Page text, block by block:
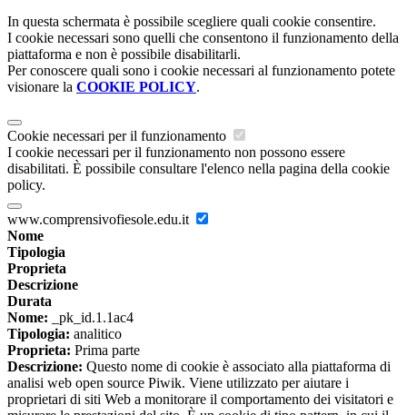
In questa schermata è possibile scegliere quali cookie consentire.
I cookie necessari sono quelli che consentono il funzionamento della
piattaforma e non è possibile disabilitarli.
Per conoscere quali sono i cookie necessari al funzionamento potete
visionare la COOKIE POLICY.
Cookie necessari per il funzionamento
I cookie necessari per il funzionamento non possono essere
disabilitati. È possibile consultare l'elenco nella pagina della cookie
policy.
www.comprensivofiesole.edu.it
Nome
Tipologia
Proprieta
Descrizione
Durata
Nome: _pk_id.1.1ac4
Tipologia: analitico
Proprieta: Prima parte
Descrizione: Questo nome di cookie è associato alla piattaforma di
analisi web open source Piwik. Viene utilizzato per aiutare i
proprietari di siti Web a monitorare il comportamento dei visitatori e